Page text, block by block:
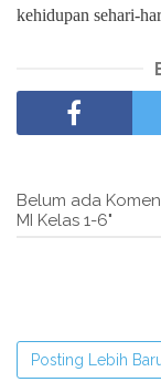
kehidupan sehari-
Belum ada
MI Kelas 1-6"
Posting Lebih